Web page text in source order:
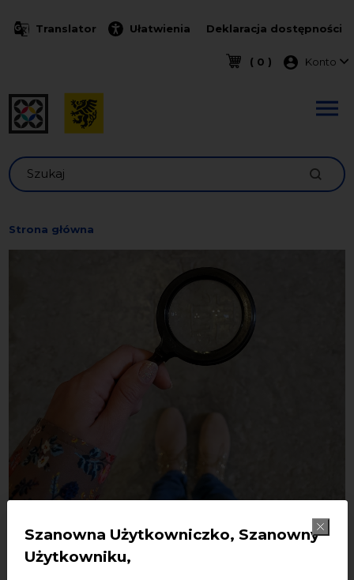
Szanowna Użytkowniczko, Szanowny
Użytkowniku,
Translator Ułatwienia Deklaracja dostępności
( 0 ) Menu
Konto
Szukaj
Strona główna
24/09/2021
Tytuł: Lekcje muzealne dla